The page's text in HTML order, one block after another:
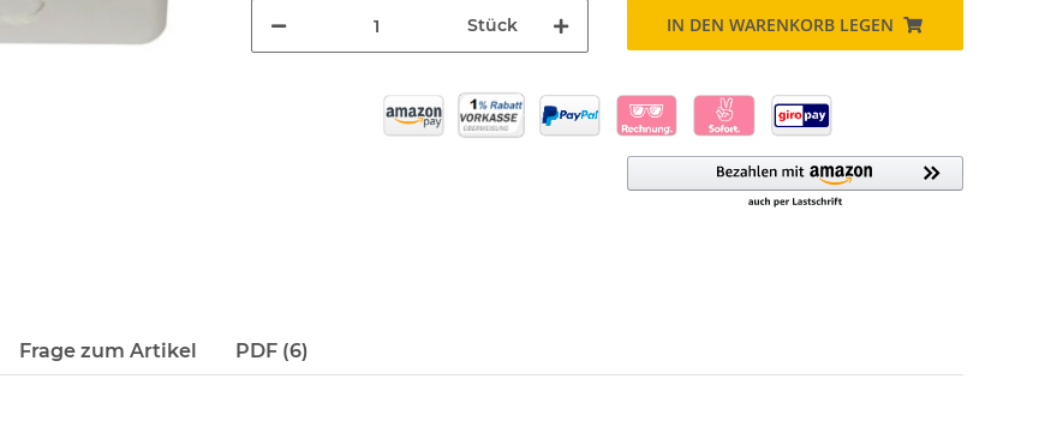
Stück IN DEN WARENKORB LEGEN
Frage zum Artikel PDF (6)